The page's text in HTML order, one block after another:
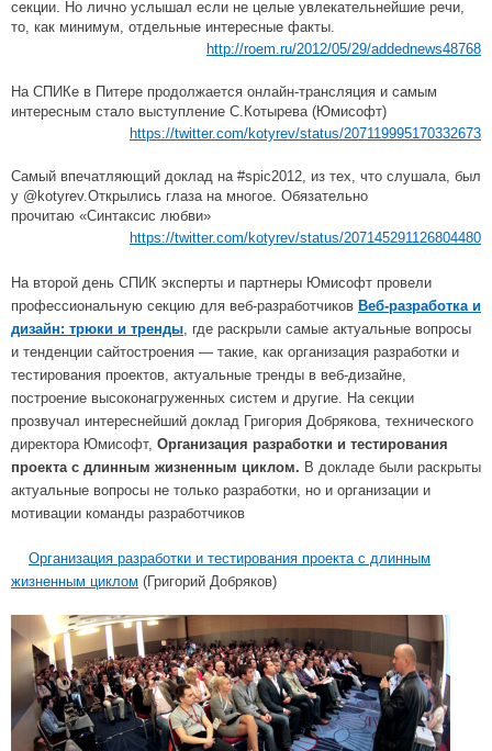
секции. Но лично услышал если не целые увлекательнейшие речи,
то, как минимум, отдельные интересные факты.
http://roem.ru/2012/05/29/addednews48768
На СПИКе в Питере продолжается онлайн-трансляция и самым
интересным стало выступление С.Котырева (Юмисофт)
https://twitter.com/kotyrev/status/207119995170332673
Самый впечатляющий доклад на #spic2012, из тех, что слушала, был
у @kotyrev.Открылись глаза на многое. Обязательно
прочитаю «Синтаксис любви»
https://twitter.com/kotyrev/status/207145291126804480
На второй день СПИК эксперты и партнеры Юмисофт провели
профессиональную секцию для веб-разработчиков Веб-разработка и
дизайн: трюки и тренды, где раскрыли самые актуальные вопросы
и тенденции сайтостроения — такие, как организация разработки и
тестирования проектов, актуальные тренды в веб-дизайне,
построение высоконагруженных систем и другие. На секции
прозвучал интереснейший доклад Григория Добрякова, технического
директора Юмисофт, Организация разработки и тестирования
проекта с длинным жизненным циклом. В докладе были раскрыты
актуальные вопросы не только разработки, но и организации и
мотивации команды разработчиков
Организация разработки и тестирования проекта с длинным
жизненным циклом (Григорий Добряков)